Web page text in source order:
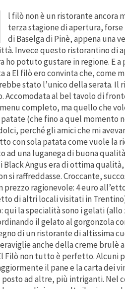
l filò non è un ristorante ancora
terza stagione di apertura,
di Baselga di Pinè, appena una
Invece questo ristorantino di
ho potuto gustare in regione. E
a El filò ero convinta che, come
stato l’unico della serata.
Accomodata al bel tavolo di
completo, ma quello che
(che fino a quel momento
perché gli amici che mi
con sola patata come vuole la
ad una luganega di buona
Black Angus era di ottima
si raffreddasse. Croccante,
prezzo ragionevole: 4 euro
di altri locali visitati in
qui la specialità sono i gelati
il gelato al gorgonzola
di un ristorante di altissima
anche della creme brulè
Filò non tutto è perfetto. Alcuni
il pane e la carta dei
posto ad altre, più intriganti. Nel